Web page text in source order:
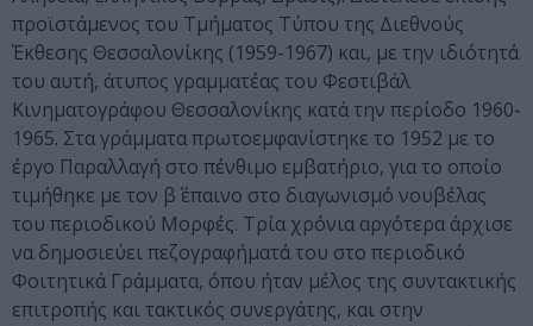
προϊστάμενος του Τμήματος Τύπου της Διεθνούς
Έκθεσης Θεσσαλονίκης (1959-1967) και, με την ιδιότητά
του αυτή, άτυπος γραμματέας του Φεστιβάλ
Κινηματογράφου Θεσσαλονίκης κατά την περίοδο 1960-
1965. Στα γράμματα πρωτοεμφανίστηκε το 1952 με το
έργο Παραλλαγή στο πένθιμο εμβατήριο, για το οποίο
τιμήθηκε με τον β΄ έπαινο στο διαγωνισμό νουβέλας
του περιοδικού Μορφές. Τρία χρόνια αργότερα άρχισε
να δημοσιεύει πεζογραφήματά του στο περιοδικό
Φοιτητικά Γράμματα, όπου ήταν μέλος της συντακτικής
επιτροπής και τακτικός συνεργάτης, και στην